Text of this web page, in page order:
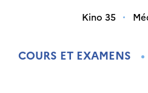
COURS ET EXAMENS
Kino 35